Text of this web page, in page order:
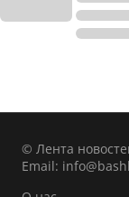
© Лента
Email: